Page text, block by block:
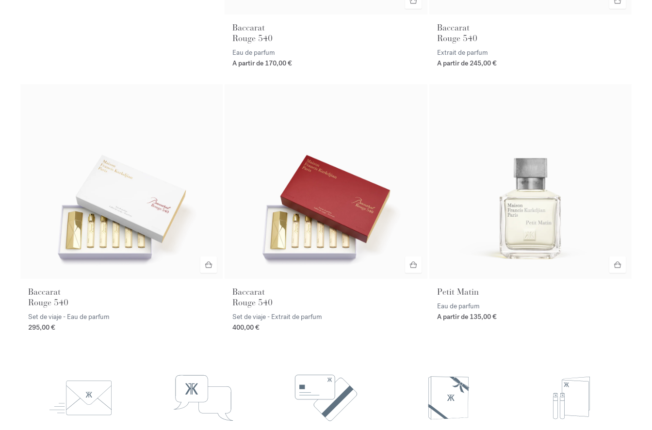
Baccarat
Rouge 540
Eau de parfum
A partir de 170,00 €
Baccarat
Rouge 540
Extrait de parfum
A partir de 245,00 €
Baccarat
Rouge 540
Set de viaje - Eau de parfum
295,00 €
Baccarat
Rouge 540
Set de viaje - Extrait de parfum
400,00 €
Petit Matin
Eau de parfum
A partir de 135,00 €